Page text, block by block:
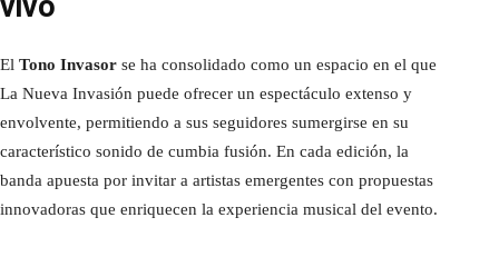
El Tono Invasor se ha consolidado como un espacio en el que
La Nueva Invasión puede ofrecer un espectáculo extenso y
envolvente, permitiendo a sus seguidores sumergirse en su
característico sonido de cumbia fusión. En cada edición, la
banda apuesta por invitar a artistas emergentes con propuestas
innovadoras que enriquecen la experiencia musical del evento.